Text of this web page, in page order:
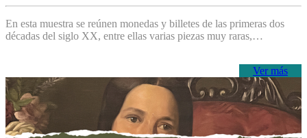
En esta muestra se reúnen monedas y billetes de las primeras dos
décadas del siglo XX, entre ellas varias piezas muy raras,…
Ver más